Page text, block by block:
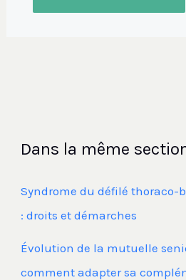
Dans la même
Syndrome du défilé
: droits et démarches
Évolution de la mutuelle
comment adapter sa